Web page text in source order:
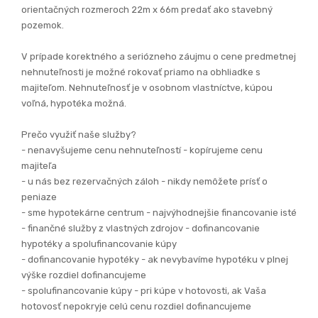
orientačných rozmeroch 22m x 66m predať ako stavebný
pozemok.
V prípade korektného a seriózneho záujmu o cene predmetnej
nehnuteľnosti je možné rokovať priamo na obhliadke s
majiteľom. Nehnuteľnosť je v osobnom vlastníctve, kúpou
voľná, hypotéka možná.
Prečo využiť naše služby?
- nenavyšujeme cenu nehnuteľností - kopírujeme cenu
majiteľa
- u nás bez rezervačných záloh - nikdy nemôžete prísť o
peniaze
- sme hypotekárne centrum - najvýhodnejšie financovanie isté
- finančné služby z vlastných zdrojov - dofinancovanie
hypotéky a spolufinancovanie kúpy
- dofinancovanie hypotéky - ak nevybavíme hypotéku v plnej
výške rozdiel dofinancujeme
- spolufinancovanie kúpy - pri kúpe v hotovosti, ak Vaša
hotovosť nepokryje celú cenu rozdiel dofinancujeme